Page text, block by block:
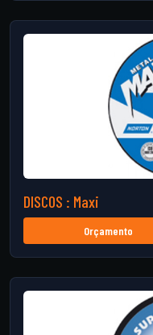
DISCOS : Maxi
Orçamento